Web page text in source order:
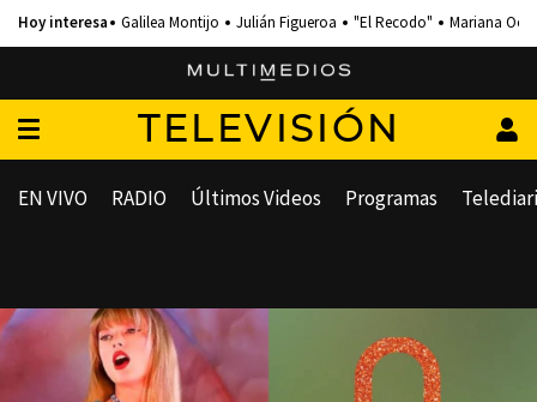
Galilea Montijo Julián Figueroa "El Recodo" Mariana
TELEVISIÓN
EN VIVO RADIO Últimos Videos Programas